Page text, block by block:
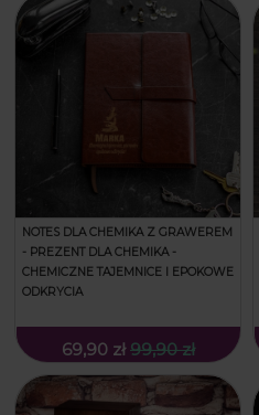
NOTES DLA CHEMIKA Z GRAWEREM
- PREZENT DLA CHEMIKA -
CHEMICZNE TAJEMNICE I EPOKOWE
ODKRYCIA
69,90 zł 99,90 zł